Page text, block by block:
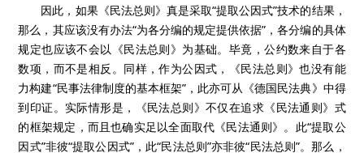
因此，如果《民法总则》真是采取“提取公因式”技术的结果，
那么，其应该没有办法“为各分编的规定提供依据”，各分编的具体
规定也应该不会以《民法总则》为基础。毕竟，公约数来自于各
数项，而不是相反。同样，作为公因式，《民法总则》也没有能
力构建“民事法律制度的基本框架”，此亦可从《德国民法典》中得
到印证。实际情形是，《民法总则》不仅在追求《民法通则》式
的框架规定，而且也确实足以全面取代《民法通则》。此“提取公
因式”非彼“提取公因式”，此“民法总则”亦非彼“民法总则”。那么，